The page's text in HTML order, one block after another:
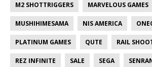
M2 SHOTTRIGGERS MARVELOUS GAMES
MUSHIHIMESAMA NIS AMERICA
PLATINUM GAMES QUTE RAIL
REZ INFINITE SALE SEGA